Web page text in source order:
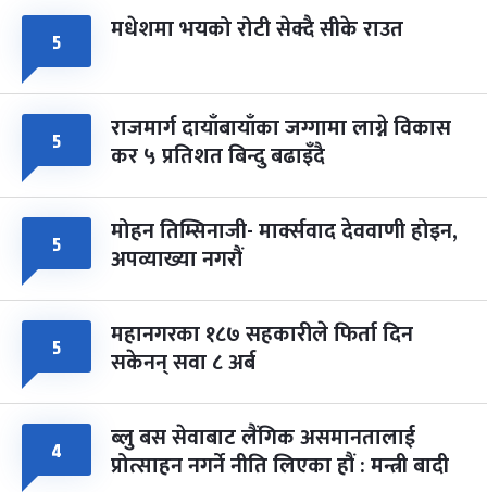
५ मधेशमा भयको रोटी सेक्दै सीके राउत
५ राजमार्ग दायाँबायाँका जग्गामा लाग्ने विकास
कर ५ प्रतिशत बिन्दु बढाइँदै
५ मोहन तिम्सिनाजी- मार्क्सवाद देववाणी होइन,
अपव्याख्या नगरौं
५ महानगरका १८७ सहकारीले फिर्ता दिन
सकेनन् सवा ८ अर्ब
४ ब्लु बस सेवाबाट लैंगिक असमानतालाई
प्रोत्साहन नगर्ने नीति लिएका हौं : मन्त्री बादी